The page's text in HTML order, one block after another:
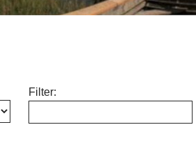
Filter: